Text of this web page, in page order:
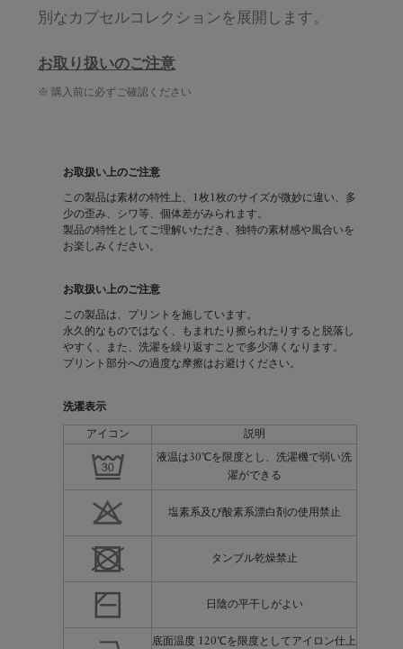
別なカプセルコレクションを展開します。
お取り扱いのご注意
※ 購入前に必ずご確認ください
お取扱い上のご注意
この製品は素材の特性上、1枚1枚のサイズが微妙に違い、多
少の歪み、シワ等、個体差がみられます。
製品の特性としてご理解いただき、独特の素材感や風合いを
お楽しみください。
お取扱い上のご注意
この製品は、プリントを施しています。
永久的なものではなく、もまれたり擦られたりすると脱落し
やすく、また、洗濯を繰り返すことで多少薄くなります。
プリント部分への過度な摩擦はお避けください。
洗濯表示
アイコン 説明
液温は30℃を限度とし、洗濯機で弱い洗
濯ができる
塩素系及び酸素系漂白剤の使用禁止
タンブル乾燥禁止
日陰の平干しがよい
底面温度 120℃を限度としてアイロン仕上